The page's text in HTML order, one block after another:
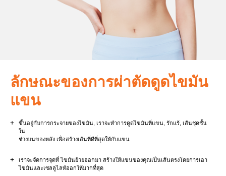
ลักษณะของการผ่าตัดดูดไขมัน
แขน
+
ขึ้นอยู่กับการกระจายของไขมัน, เราจะทำการดูดไขมันที่แขน, รักแร้, เส้นชุดชั้น
ใน
ช่วงบนของหลัง เพื่อสร้างเส้นที่ดีที่สุดให้กับแขน
+
เราจะจัดการจุดที่ ไขมันย้วยออกมา สร้างให้แขนของคุณเป็นเส้นตรงโดยการเอา
ไขมันและเซลลูไลท์ออกให้มากที่สุด